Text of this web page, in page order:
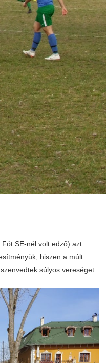
SE-nél volt edző) azt
hiszen a múlt
súlyos vereséget.